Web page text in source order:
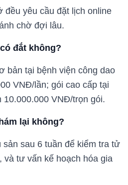
đều yêu cầu đặt lịch online
chờ đợi lâu.
đắt không?
bản tại bệnh viện công dao
VNĐ/lần; gói cao cấp tại
10.000.000 VNĐ/trọn gói.
lại không?
sản sau 6 tuần để kiểm tra tử
và tư vấn kế hoạch hóa gia